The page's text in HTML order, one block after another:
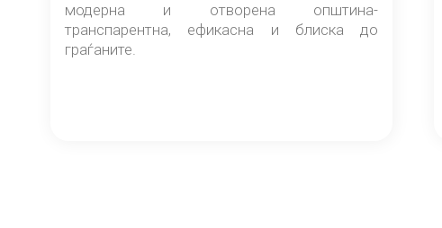
модерна и отворена општина-
транспарентна, ефикасна и блиска до
граѓаните.